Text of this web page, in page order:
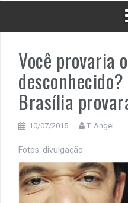
Você provaria
Brasília
10/07/2015 T. Angel
Fotos: divulgação